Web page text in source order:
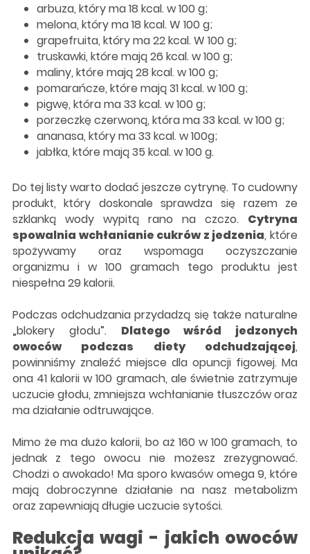
arbuza, który ma 18 kcal. w 100 g;
melona, który ma 18 kcal. W 100 g;
grapefruita, który ma 22 kcal. W 100 g;
truskawki, które mają 26 kcal. w 100 g;
maliny, które mają 28 kcal. w 100 g;
pomarańcze, które mają 31 kcal. w 100 g;
pigwę, która ma 33 kcal. w 100 g;
porzeczkę czerwoną, która ma 33 kcal. w 100 g;
ananasa, który ma 33 kcal. w 100g;
jabłka, które mają 35 kcal. w 100 g.
Do tej listy warto dodać jeszcze cytrynę. To cudowny
produkt, który doskonale sprawdza się razem ze
szklanką wody wypitą rano na czczo. Cytryna
spowalnia wchłanianie cukrów z jedzenia, które
spożywamy oraz wspomaga oczyszczanie
organizmu i w 100 gramach tego produktu jest
niespełna 29 kalorii.
Podczas odchudzania przydadzą się także naturalne
„blokery głodu”. Dlatego wśród jedzonych
owoców podczas diety odchudzającej,
powinniśmy znaleźć miejsce dla opuncji figowej. Ma
ona 41 kalorii w 100 gramach, ale świetnie zatrzymuje
uczucie głodu, zmniejsza wchłanianie tłuszczów oraz
ma działanie odtruwające.
Mimo że ma dużo kalorii, bo aż 160 w 100 gramach, to
jednak z tego owocu nie możesz zrezygnować.
Chodzi o awokado! Ma sporo kwasów omega 9, które
mają dobroczynne działanie na nasz metabolizm
oraz zapewniają długie uczucie sytości.
Redukcja wagi - jakich owoców